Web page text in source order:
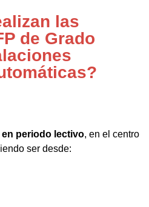
las
de Grado
en periodo lectivo, en el centro
ser desde: